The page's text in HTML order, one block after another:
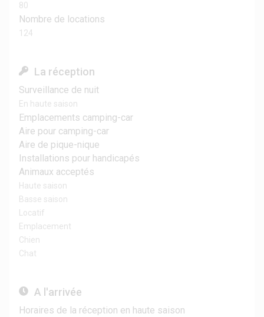
80
Nombre de locations
124
La réception
Surveillance de nuit
En haute saison
Emplacements camping-car
Aire pour camping-car
Aire de pique-nique
Installations pour handicapés
Animaux acceptés
Haute saison
Basse saison
Locatif
Emplacement
Chien
Chat
A l'arrivée
Horaires de la réception en haute saison